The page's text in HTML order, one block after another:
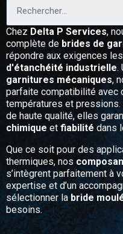
ChezDelta P Services,
complète de brides de
répondre aux exigences
d'étanchéité industrielle.
garnitures mécaniques,
parfaite compatibilité
températures et
de haute qualité, elles
chimique etfiabilité dans
Que ce soit pour des
thermiques, nos
s’intègrent parfaitement à
expertise et d’un
sélectionner labride
besoins.